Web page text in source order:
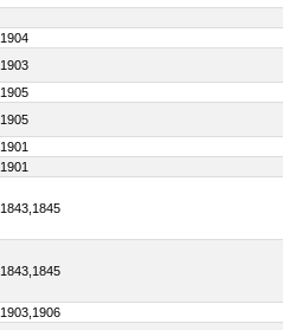
1904
1903
1905
1905
1901
1901
1843,1845
1843,1845
1903,1906